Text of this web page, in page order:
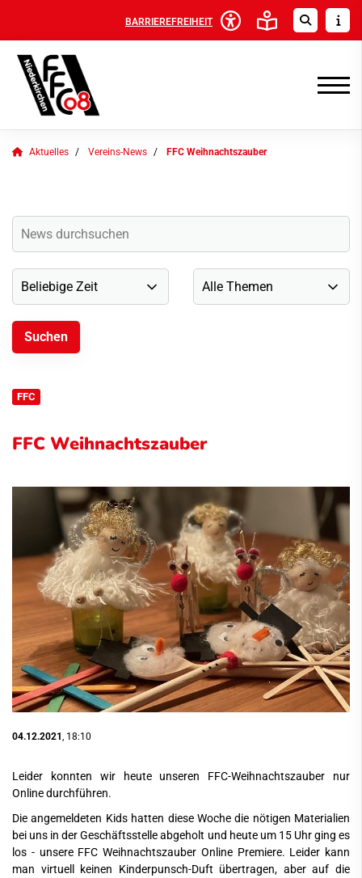
BARRIEREFREIHEIT
Aktuelles Vereins-News FFC Weihnachtszauber
FFC
FFC Weihnachtszauber
04.12.2021, 18:10
Leider konnten wir heute unseren FFC-Weihnachtszauber nur
Online durchführen.
Die angemeldeten Kids hatten diese Woche die nötigen Materialien
bei uns in der Geschäftsstelle abgeholt und heute um 15 Uhr ging es
los - unsere FFC Weihnachtszauber Online Premiere. Leider kann
man virtuell keinen Kinderpunsch-Duft übertragen, aber auf die